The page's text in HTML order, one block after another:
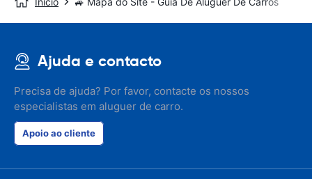
Ajuda e contacto
Precisa de ajuda? Por favor, contacte os nossos
especialistas em aluguer de carro.
Apoio ao cliente